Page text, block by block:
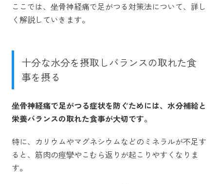
ここでは、坐骨神経痛で足がつる対策法について、詳し
く解説していきます。
十分な水分を摂取しバランスの取れた食
事を摂る
坐骨神経痛で足がつる症状を防ぐためには、水分補給と
栄養バランスの取れた食事が大切です。
特に、カリウムやマグネシウムなどのミネラルが不足す
ると、筋肉の痙攣やこむら返りが起こりやすくなりま
す。